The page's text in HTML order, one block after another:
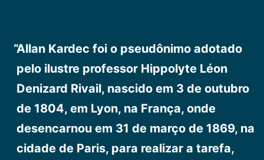
Allan Kardec foi o pseudônimo adotado
pelo ilustre professor Hippolyte Léon
Denizard Rivail, nascido em 3 de outubro
de 1804, em Lyon, na França, onde
desencarnou em 31 de março de 1869, na
cidade de Paris, para realizar a tarefa,